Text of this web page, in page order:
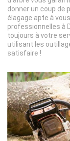
donner un coup de
élagage apte à
professionnelles à
toujours à votre
utilisant les
satisfaire !